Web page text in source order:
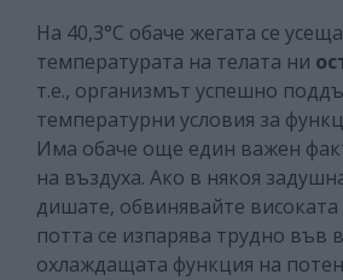
На 40,3°C обаче жегата се
температурата на телата ни
т.е., организмът успешно
температурни условия за
Има обаче още един важен
на въздуха. Ако в някоя
дишате, обвинявайте
потта се изпарява трудно във
охлаждащата функция на